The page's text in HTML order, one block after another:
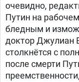
очевидно,
Путин на
бледным и
доктор Джулиан
столкнётся с
после смерти